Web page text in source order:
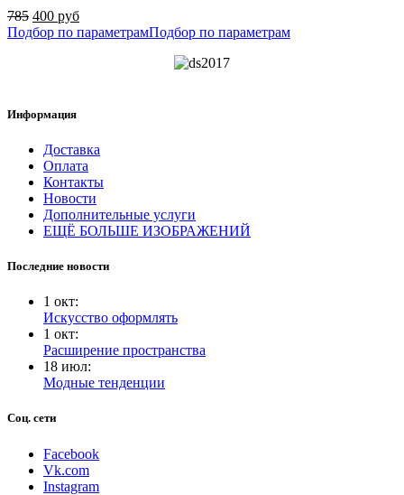
785 400 руб
Подбор по параметрамПодбор по параметрам
Информация
Доставка
Оплата
Контакты
Новости
Дополнительные услуги
ЕЩЁ БОЛЬШЕ ИЗОБРАЖЕНИЙ
Последние новости
1 окт:
Искусство оформлять
1 окт:
Расширение пространства
18 июл:
Модные тенденции
Соц. сети
Facebook
Vk.com
Instagram